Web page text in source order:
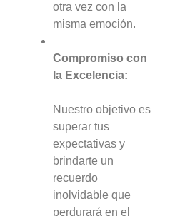
otra vez con la
misma emoción.
Compromiso con
la Excelencia:
Nuestro objetivo es
superar tus
expectativas y
brindarte un
recuerdo
inolvidable que
perdurará en el